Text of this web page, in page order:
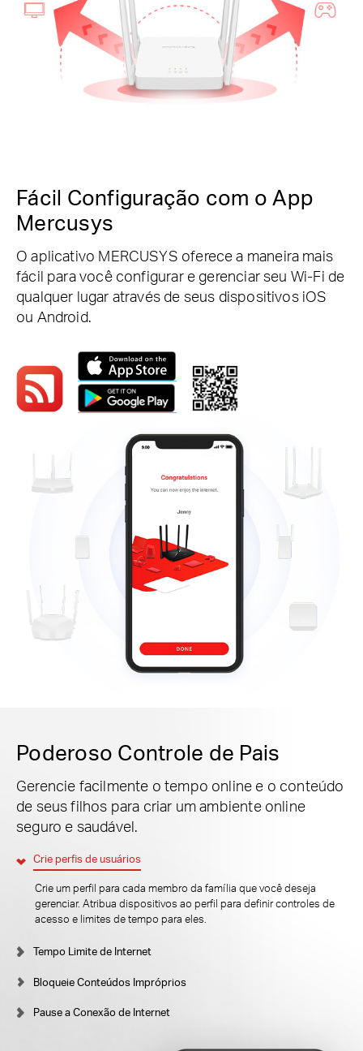
Fácil Configuração com o App
Mercusys
O aplicativo MERCUSYS oferece a maneira mais
fácil para você configurar e gerenciar seu Wi-Fi de
qualquer lugar através de seus dispositivos iOS
ou Android.
Poderoso Controle de Pais
Gerencie facilmente o tempo online e o conteúdo
de seus filhos para criar um ambiente online
seguro e saudável.
Crie perfis de usuários
Crie um perfil para cada membro da família que você deseja
gerenciar. Atribua dispositivos ao perfil para definir controles de
acesso e limites de tempo para eles.
Tempo Limite de Internet
Bloqueie Conteúdos Impróprios
Pause a Conexão de Internet